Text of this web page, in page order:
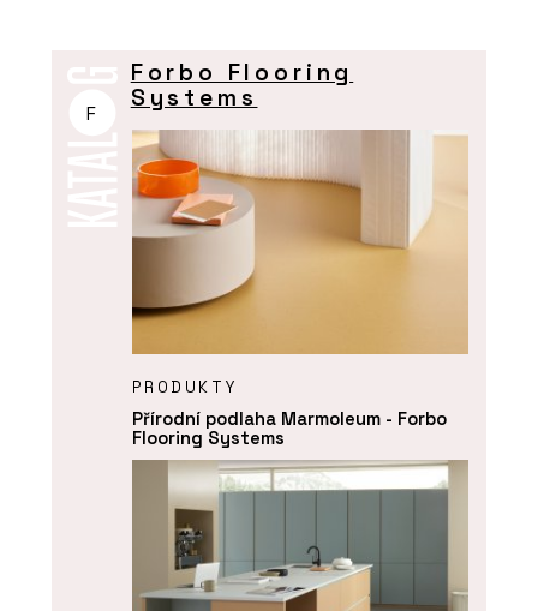
F
Forbo Flooring
Systems
PRODUKTY
Přírodní podlaha Marmoleum - Forbo
Flooring Systems